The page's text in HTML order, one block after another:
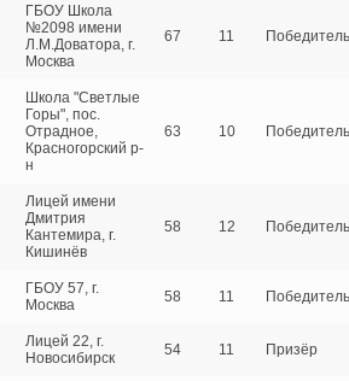
ГБОУ Школа
№2098 имени
Л.М.Доватора, г.
Москва
67 11 Победитель
Школа "Светлые
Горы", пос.
Отрадное,
Красногорский р-
н
63 10 Победитель
Лицей имени
Дмитрия
Кантемира, г.
Кишинёв
58 12 Победитель
ГБОУ 57, г.
Москва
58 11 Победитель
Лицей 22, г.
Новосибирск
54 11 Призёр